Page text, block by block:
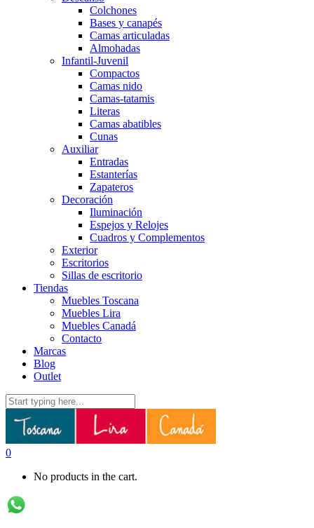
Colchones
Bases y canapés
Camas articuladas
Almohadas
Infantil-Juvenil
Compactos
Camas nido
Camas-tatamis
Literas
Camas abatibles
Cunas
Auxiliar
Entradas
Estanterías
Zapateros
Decoración
Iluminación
Espejos y Relojes
Cuadros y Complementos
Exterior
Escritorios
Sillas de escritorio
Tiendas
Muebles Toscana
Muebles Lira
Muebles Canadá
Contacto
Marcas
Blog
Outlet
0
No products in the cart.